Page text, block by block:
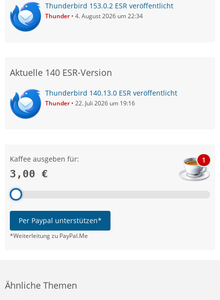
Thunderbird 153.0.2 ESR veröffentlicht
Thunder 4. August 2026 um 22:34
Aktuelle 140 ESR-Version
Thunderbird 140.13.0 ESR veröffentlicht
Thunder 22. Juli 2026 um 19:16
Kaffee ausgeben für:
3,00 €
1
Per Paypal unterstützen*
*Weiterleitung zu PayPal.Me
Ähnliche Themen